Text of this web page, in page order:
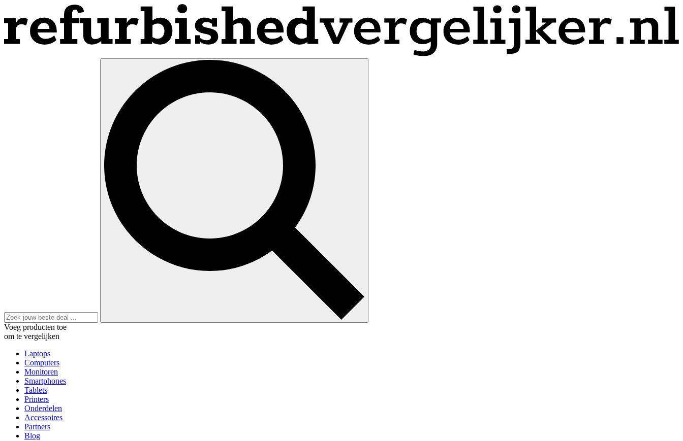
Voeg producten toe
om te vergelijken
Laptops
Computers
Monitoren
Smartphones
Tablets
Printers
Onderdelen
Accessoires
Partners
Blog